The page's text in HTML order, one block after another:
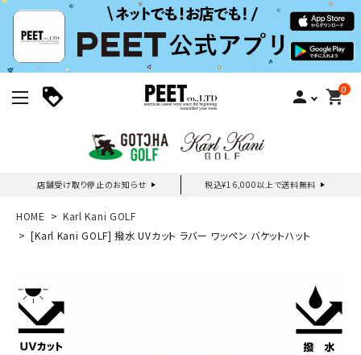
person 0
shopping_cart
店舗受け取り停止のお知らせ 税込¥16,000以上で送料無料
新規会員登録｜ログイン
HOME
Karl Kani GOLF
[Karl Kani GOLF] 撥水 UVカット ラバー ワッペン バケットハット